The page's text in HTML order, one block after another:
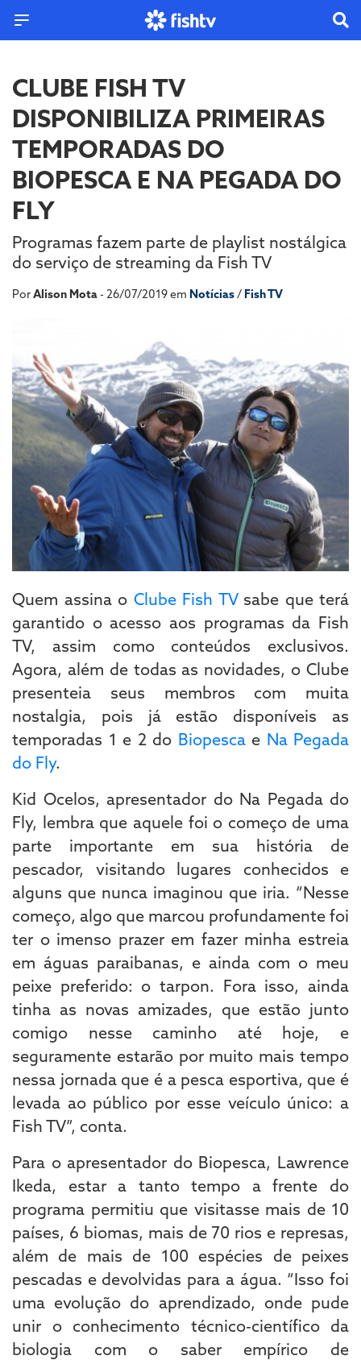
CLUBE FISH TV
DISPONIBILIZA PRIMEIRAS
TEMPORADAS DO
BIOPESCA E NA PEGADA DO
FLY
Programas fazem parte de playlist nostálgica
do serviço de streaming da Fish TV
PorAlison Mota- 26/07/2019 em Notícias/ Fish TV
Quem assina o Clube Fish TVsabe que terá
garantido o acesso aos programas da Fish
TV, assim como conteúdos exclusivos.
Agora, além de todas as novidades, o Clube
presenteia seus membros com muita
nostalgia, pois já estão disponíveis as
temporadas 1 e 2 do Biopescae Na Pegada
do Fly.
Kid Ocelos, apresentador do Na Pegada do
Fly, lembra que aquele foi o começo de uma
parte importante em sua história de
pescador, visitando lugares conhecidos e
alguns que nunca imaginou que iria. “Nesse
começo, algo que marcou profundamente foi
ter o imenso prazer em fazer minha estreia
em águas paraibanas, e ainda com o meu
peixe preferido: o tarpon. Fora isso, ainda
tinha as novas amizades, que estão junto
comigo nesse caminho até hoje, e
seguramente estarão por muito mais tempo
nessa jornada que é a pesca esportiva, que é
levada ao público por esse veículo único: a
Fish TV”, conta.
Para o apresentador do Biopesca, Lawrence
Ikeda, estar a tanto tempo a frente do
programa permitiu que visitasse mais de 10
países, 6 biomas, mais de 70 rios e represas,
além de mais de 100 espécies de peixes
pescadas e devolvidas para a água. “Isso foi
uma evolução do aprendizado, onde pude
unir o conhecimento técnico-científico da
biologia com o saber empírico de